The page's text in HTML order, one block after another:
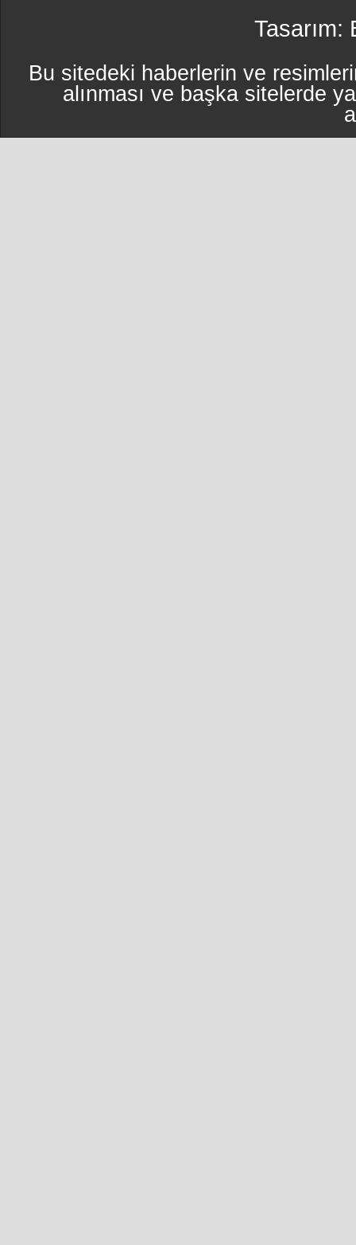
Tasarım:
Bu sitedeki haberlerin ve
alınması ve başka sitelerde